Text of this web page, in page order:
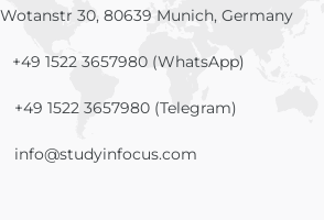
Wotanstr 30, 80639 Munich, Germany
+49 1522 3657980 (WhatsApp)
+49 1522 3657980 (Telegram)
info@studyinfocus.com